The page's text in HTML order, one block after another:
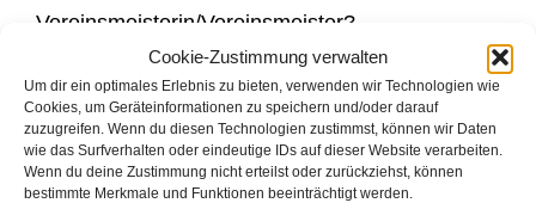
Cookie-Zustimmung verwalten
Um dir ein optimales Erlebnis zu bieten, verwenden wir Technologien wie
Cookies, um Geräteinformationen zu speichern und/oder darauf
zuzugreifen. Wenn du diesen Technologien zustimmst, können wir Daten
wie das Surfverhalten oder eindeutige IDs auf dieser Website verarbeiten.
Wenn du deine Zustimmung nicht erteilst oder zurückziehst, können
bestimmte Merkmale und Funktionen beeinträchtigt werden.
Vereinsmeisterin/Vereinsmeister?
Die Antwort findet ihr hier:
Historie der BCK Heimbach-Weis
VereinsmeisterJunioren